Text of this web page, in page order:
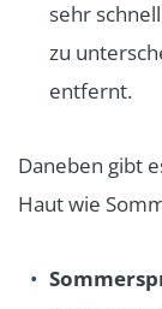
sehr
zu
entfernt.
Daneben gibt
Haut wie